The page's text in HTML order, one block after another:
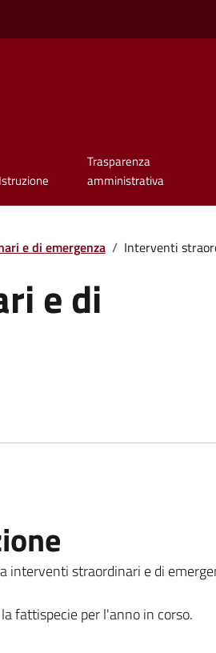
Istruzione
Trasparenza
amministrativa
e di emergenza / Interventi
e di
interventi straordinari e di
fattispecie per l'anno in corso.